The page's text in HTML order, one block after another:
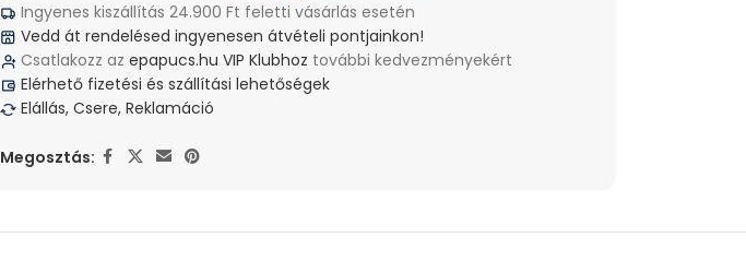
Ingyenes kiszállítás 24.900 Ft feletti vásárlás esetén
Vedd át rendelésed ingyenesen átvételi pontjainkon!
Csatlakozz az epapucs.hu VIP Klubhoz további kedvezményekért
Elérhető fizetési és szállítási lehetőségek
Elállás, Csere, Reklamáció
Megosztás: